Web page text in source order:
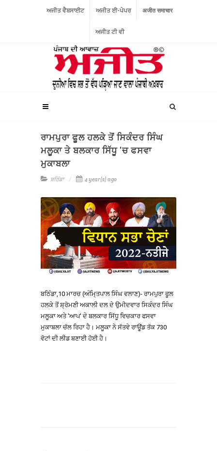
ਅਜੀਤ ਵੈਬਸਾਈਟ ਅਜੀਤ ਈ-ਪੇਪਰ अजीत समाचार
ਅਜੀਤ ਟੀ ਵੀ
ਰਾਮਪੁਰਾ ਫੂਲ ਹਲਕੇ ਤੋਂ ਸਿਕੰਦਰ ਸਿੰਘ
ਮਲੂਕਾ ਤੇ ਬਲਕਾਰ ਸਿੱਧੂ 'ਚ ਫਸਵਾ
ਮੁਕਾਬਲਾ
ਬਠਿੰਡਾ 4 year(s) ago
ਬਠਿੰਡਾ,10 ਮਾਰਚ (ਅੰਮਿ੍ਤਪਾਲ ਸਿੰਘ ਵਲਾਣ)- ਰਾਮਪੁਰਾ ਫੂਲ
ਹਲਕੇ ਤੋਂ ਸ਼੍ਰੋਮਣੀ ਅਕਾਲੀ ਦਲ ਦੇ ਉਮੀਦਵਾਰ ਸਿਕੰਦਰ ਸਿੰਘ
ਮਲੂਕਾ ਅਤੇ 'ਆਪ' ਦੇ ਬਲਕਾਰ ਸਿੱਧੂ ਵਿਚਕਾਰ ਫਸਵਾ
ਮੁਕਾਬਲਾ ਚੱਲ ਰਿਹਾ ਹੈ। ਮਲੂਕਾ ਨੇ ਸੱਤਵੇ ਰਾਊਂਡ ਤੱਕ 730
ਵੋਟਾਂ ਦੀ ਲੀਡ ਬਣਾਈ ਹੋਈ ਹੈ।